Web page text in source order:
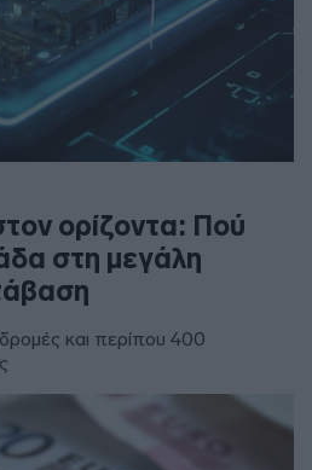
ορίζοντα: Πού
στη μεγάλη
και περίπου 400